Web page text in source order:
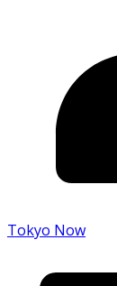
Tokyo Now